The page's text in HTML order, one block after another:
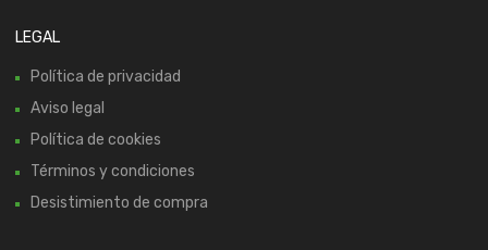
LEGAL
Política de privacidad
Aviso legal
Política de cookies
Términos y condiciones
Desistimiento de compra